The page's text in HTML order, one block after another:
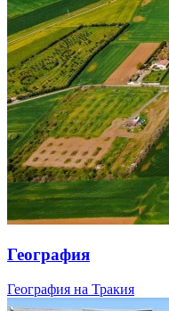
География
География на Тракия